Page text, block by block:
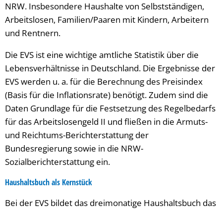
NRW. Insbesondere Haushalte von Selbstständigen,
Arbeitslosen, Familien/Paaren mit Kindern, Arbeitern
und Rentnern.
Die EVS ist eine wichtige amtliche Statistik über die
Lebensverhältnisse in Deutschland. Die Ergebnisse der
EVS werden u. a. für die Berechnung des Preisindex
(Basis für die Inflationsrate) benötigt. Zudem sind die
Daten Grundlage für die Festsetzung des Regelbedarfs
für das Arbeitslosengeld II und fließen in die Armuts-
und Reichtums-Berichterstattung der
Bundesregierung sowie in die NRW-
Sozialberichterstattung ein.
Haushaltsbuch als Kernstück
Bei der EVS bildet das dreimonatige Haushaltsbuch das